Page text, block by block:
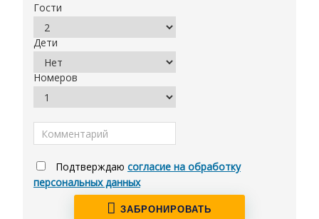
Гости
Дети
Номеров
Подтверждаю согласие на обработку
персональных данных
ЗАБРОНИРОВАТЬ